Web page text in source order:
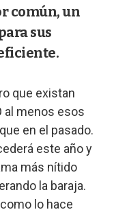
común, un
sus
que existan
al menos esos
en el pasado.
este año y
más nítido
la baraja.
lo hace